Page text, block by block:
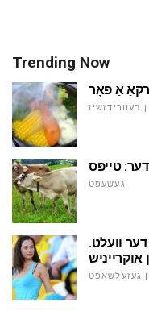
Trending Now
אַ פּאָר
בעוורידזשיז
טייפּס
געשעפט
וועלט.
געזעלשאפט